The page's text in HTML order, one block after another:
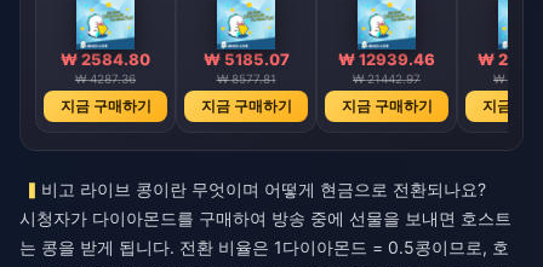
₩ 2584.80
₩ 4287.36
지금 구매하기
₩ 5185.07
₩ 8577.81
지금 구매하기
₩ 12939.46
₩ 21442.97
지금 구매하기
₩
₩
지금 구
비고 라이브 콩이란 무엇이며 어떻게 현금으로 전환되나요?
시청자가 다이아몬드를 구매하여 방송 중에 선물을 보내면 호스트
는 콩을 받게 됩니다. 전환 비율은 1다이아몬드 = 0.5콩이므로, 호